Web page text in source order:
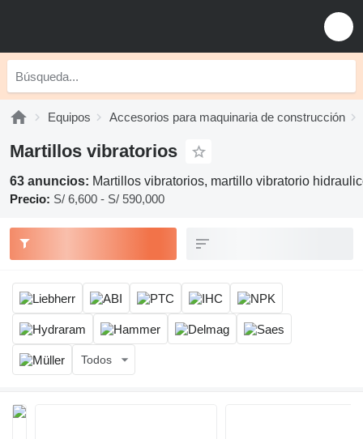
Equipos Accesorios para maquinaria de construcción
Martillos vibratorios
63 anuncios: Martillos vibratorios, martillo vibratorio
Precio: S/ 6,600 - S/ 590,000
Todos